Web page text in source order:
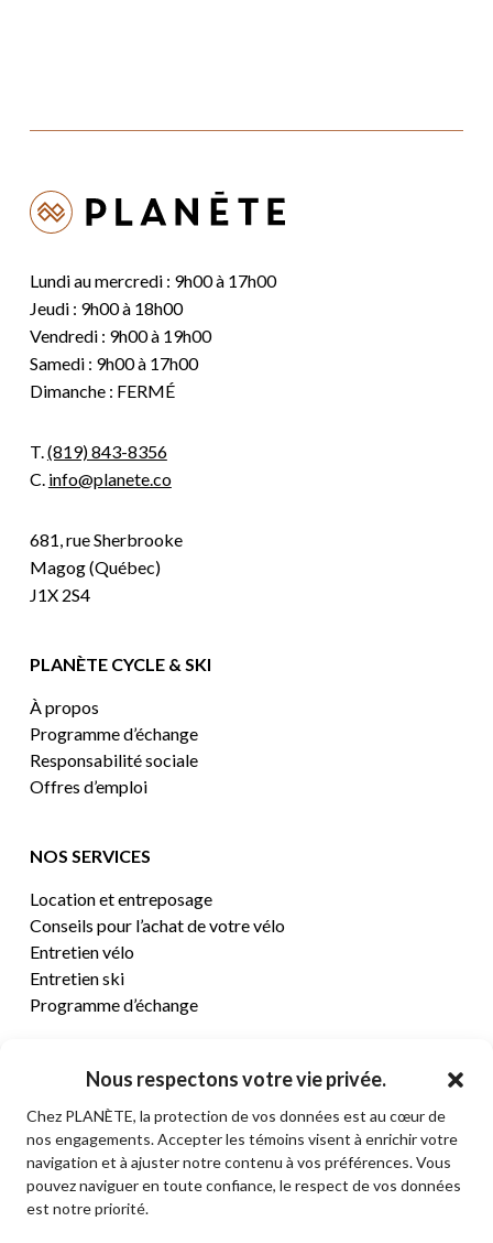
Nous respectons votre vie privée.
Chez PLANÈTE, la protection de vos données est au cœur de
nos engagements. Accepter les témoins visent à enrichir votre
navigation et à ajuster notre contenu à vos préférences. Vous
pouvez naviguer en toute confiance, le respect de vos données
est notre priorité.
Lundi au mercredi : 9h00 à 17h00
Jeudi : 9h00 à 18h00
Vendredi : 9h00 à 19h00
Samedi : 9h00 à 17h00
Dimanche : FERMÉ
T.(819) 843-8356
C. info@planete.co
681, rue Sherbrooke
Magog (Québec)
J1X 2S4
PLANÈTE CYCLE & SKI
À propos
Programme d’échange
Responsabilité sociale
Offres d’emploi
NOS SERVICES
Location et entreposage
Conseils pour l’achat de votre vélo
Entretien vélo
Entretien ski
Programme d’échange
CENTRE D’AIDE
Termes et conditions de vente
Retours et remboursements
Politique de confidentialité
Contact